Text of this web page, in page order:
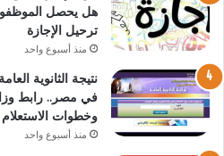
ترحيل الإجازة
منذ أسبوع واحد
في مصر.. رابط
وخطوات الاستعلام
منذ أسبوع واحد